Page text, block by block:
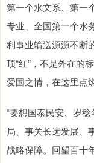
第一个水文系、第一
专业、全国第一个水
利事业输送源源不断
顶“红”，不是外在的
爱国之情，在这里点
“要想国泰民安、岁
局、事关长远发展、
战略保障。回望百十